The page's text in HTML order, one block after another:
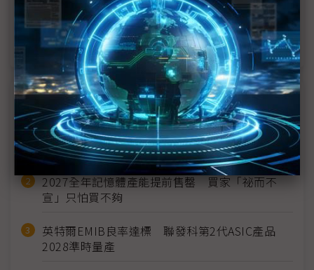
評析：全球鋰電池十強榜單無歐洲 鋰電池自主計畫
走向現實清算
近７天熱門報導
MLCC訂單過熱、出貨比創高 村田示警全球AI基
建熱潮將趨緩
2027全年記憶體產能提前售罄 買家「祕而不
宣」只怕買不夠
英特爾EMIB良率達標 聯發科第2代ASIC產品
2028準時量產